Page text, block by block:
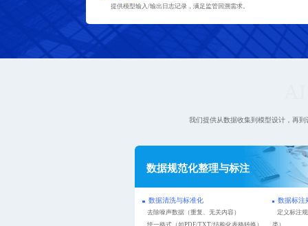
提供模型输入/输出日志记录，满足监管回溯需求。
我们提供从数据收集到模型设计，再
数据规范化整理与标注
数据清洗与标准化
去除噪声数据（重复、无关内容）
数据标注
定义标注